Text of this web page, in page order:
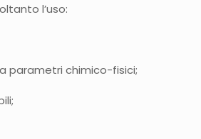
l’uso:
parametri chimico-fisici;